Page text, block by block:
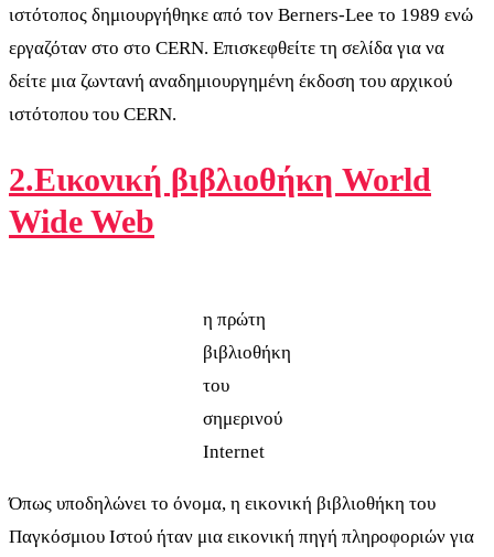
ιστότοπος δημιουργήθηκε από τον Berners-Lee το 1989 ενώ
εργαζόταν στο στο CERN. Επισκεφθείτε τη σελίδα για να
δείτε μια ζωντανή αναδημιουργημένη έκδοση του αρχικού
ιστότοπου του CERN.
2.Εικονική βιβλιοθήκη World
Wide Web
η πρώτη
βιβλιοθήκη
του
σημερινού
Internet
Όπως υποδηλώνει το όνομα, η εικονική βιβλιοθήκη του
Παγκόσμιου Ιστού ήταν μια εικονική πηγή πληροφοριών για